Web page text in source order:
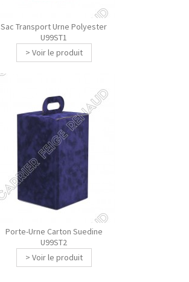
Sac Transport Urne Polyester
U99ST1
> Voir le produit
Porte-Urne Carton Suedine
U99ST2
> Voir le produit